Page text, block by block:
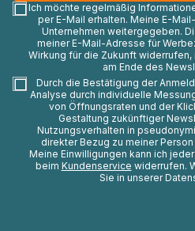
Ich möchte regelmäßig
per E-Mail erhalten. Meine E-
Unternehmen weitergegeben.
meiner E-Mail-Adresse für
Wirkung für die Zukunft
am Ende des
Durch die Bestätigung der
Analyse durch individuelle
von Öffnungsraten und der
Gestaltung zukünftiger
Nutzungsverhalten in
direkter Bezug zu meiner
Meine Einwilligungen kann ich
beim Kundenservice widerrufen.
Sie in unserer